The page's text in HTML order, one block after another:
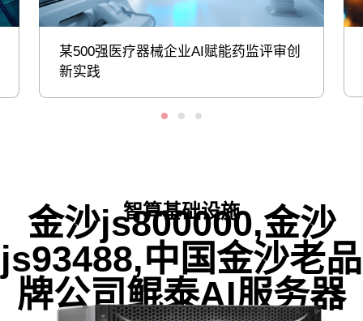
某500强医疗器械企业AI赋能药监评审创
新实践
智算基础设施
金沙js800000,金沙
js93488,中国金沙老品
牌公司鲲泰AI服务器